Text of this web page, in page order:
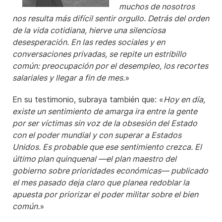
muchos de nosotros
nos resulta más difícil sentir orgullo. Detrás del orden
de la vida cotidiana, hierve una silenciosa
desesperación. En las redes sociales y en
conversaciones privadas, se repite un estribillo
común: preocupación por el desempleo, los recortes
salariales y llegar a fin de mes.»
En su testimonio, subraya también que: «Hoy en día,
existe un sentimiento de amarga ira entre la gente
por ser víctimas sin voz de la obsesión del Estado
con el poder mundial y con superar a Estados
Unidos. Es probable que ese sentimiento crezca. El
último plan quinquenal —el plan maestro del
gobierno sobre prioridades económicas— publicado
el mes pasado deja claro que planea redoblar la
apuesta por priorizar el poder militar sobre el bien
común.»